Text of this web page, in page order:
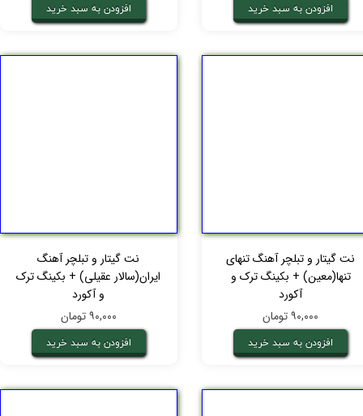
افزودن به سبد خرید افزودن به سبد خرید
نت گیتار و تبلچر آهنگ تنهای
تنها(معین) + بکینگ ترک و
آکورد
۹۰,۰۰۰ تومان
افزودن به سبد خرید
نت گیتار و تبلچر آهنگ
ایران(سالار عقیلی) + بکینگ ترک
و آکورد
۹۰,۰۰۰ تومان
افزودن به سبد خرید